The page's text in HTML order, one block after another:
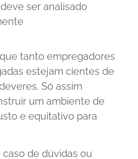
ser analisado
tanto empregadores
estejam cientes de
Só assim
um ambiente de
e equitativo para
de dúvidas ou